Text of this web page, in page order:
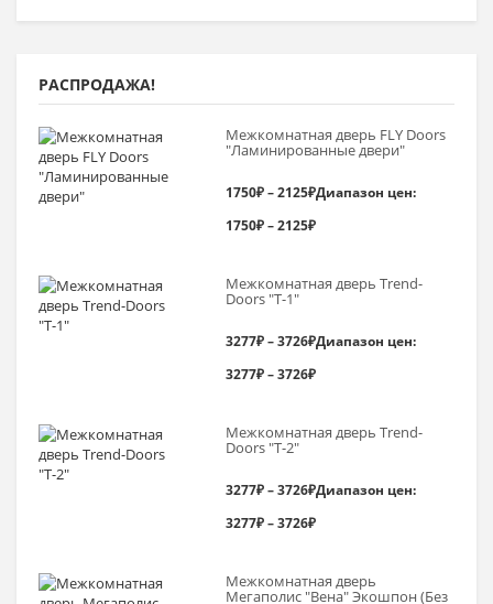
РАСПРОДАЖА!
Межкомнатная дверь FLY Doors
"Ламинированные двери"
1750₽–2125₽Диапазон цен:
1750₽ – 2125₽
Межкомнатная дверь Trend-
Doоrs "Т-1"
3277₽–3726₽Диапазон цен:
3277₽ – 3726₽
Межкомнатная дверь Trend-
Doоrs "Т-2"
3277₽–3726₽Диапазон цен:
3277₽ – 3726₽
Межкомнатная дверь
Мегаполис "Вена" Экошпон (Без